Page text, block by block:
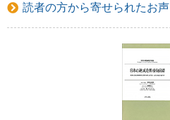
読者の方から寄せられたお声